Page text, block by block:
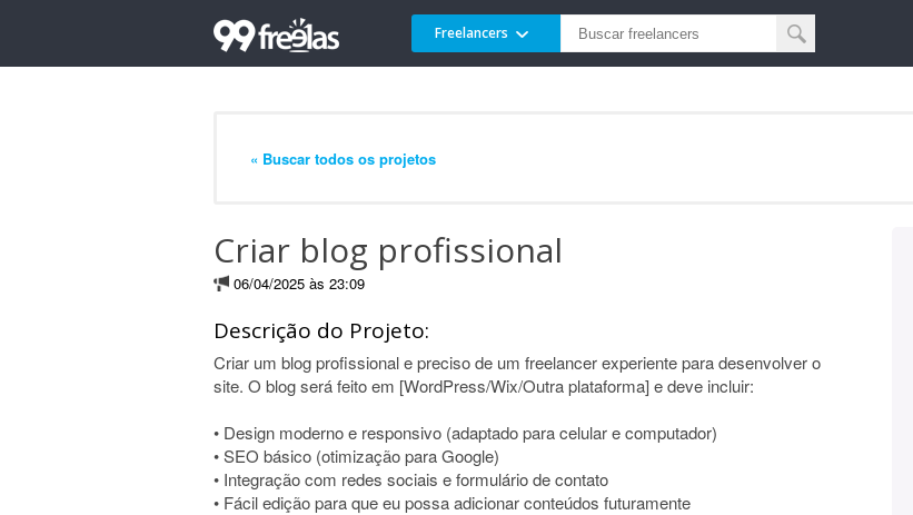
Freelancers
« Buscar todos os projetos
Criar blog profissional
06/04/2025 às 23:09
Descrição do Projeto:
Criar um blog profissional e preciso de um freelancer experiente para desenvolver o
site. O blog será feito em [WordPress/Wix/Outra plataforma] e deve incluir:
• Design moderno e responsivo (adaptado para celular e computador)
• SEO básico (otimização para Google)
• Integração com redes sociais e formulário de contato
• Fácil edição para que eu possa adicionar conteúdos futuramente